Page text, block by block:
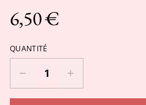
6,50 €
QUANTITÉ